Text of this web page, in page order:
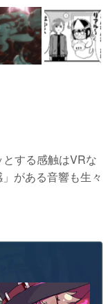
する感触はVRな
がある音響も生々